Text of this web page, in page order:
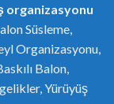
organizasyonu
Süsleme,
Organizasyonu,
Balon,
Yürüyüş